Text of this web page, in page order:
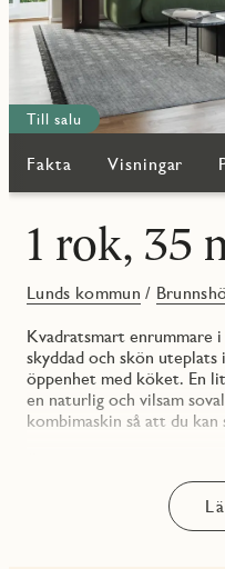
Till salu
Fakta Visningar
1 rok, 35
Lunds kommun /
Kvadratsmart enrummare
skyddad och skön
öppenhet med köket. En
en naturlig och vilsam
kombimaskin så att du
både entréhall och
omgärdad av staket och
Vedum är både